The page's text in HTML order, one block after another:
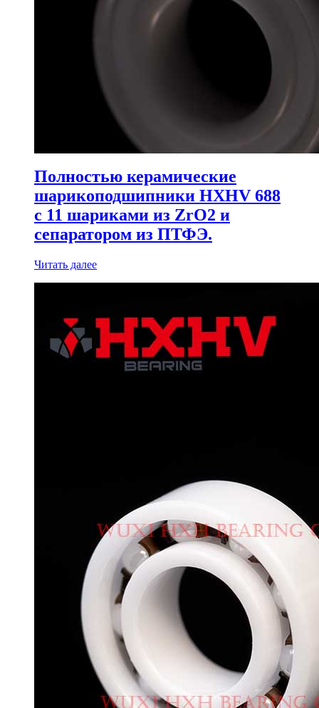
Полностью керамические
шарикоподшипники HXHV 688
с 11 шариками из ZrO2 и
сепаратором из ПТФЭ.
Читать далее